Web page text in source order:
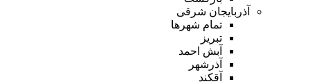
آذربایجان شرقی
تمام شهر‌ها
تبریز
آبش احمد
آذرشهر
آقکند